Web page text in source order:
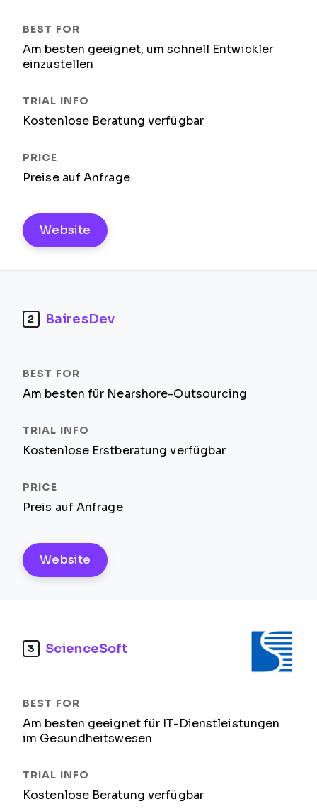
Am besten geeignet, um schnell Entwickler
einzustellen
Kostenlose Beratung verfügbar
Preise auf Anfrage
Website
2 BairesDev
Am besten für Nearshore-Outsourcing
Kostenlose Erstberatung verfügbar
Preis auf Anfrage
Website
3 ScienceSoft
Am besten geeignet für IT-Dienstleistungen
im Gesundheitswesen
Kostenlose Beratung verfügbar